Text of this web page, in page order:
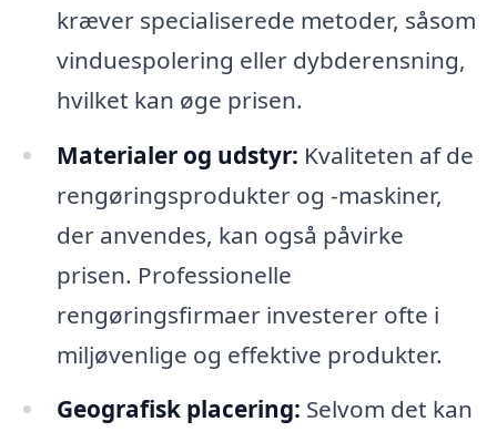
kræver specialiserede metoder, såsom
vinduespolering eller dybderensning,
hvilket kan øge prisen.
Materialer og udstyr: Kvaliteten af de
rengøringsprodukter og -maskiner,
der anvendes, kan også påvirke
prisen. Professionelle
rengøringsfirmaer investerer ofte i
miljøvenlige og effektive produkter.
Geografisk placering: Selvom det kan